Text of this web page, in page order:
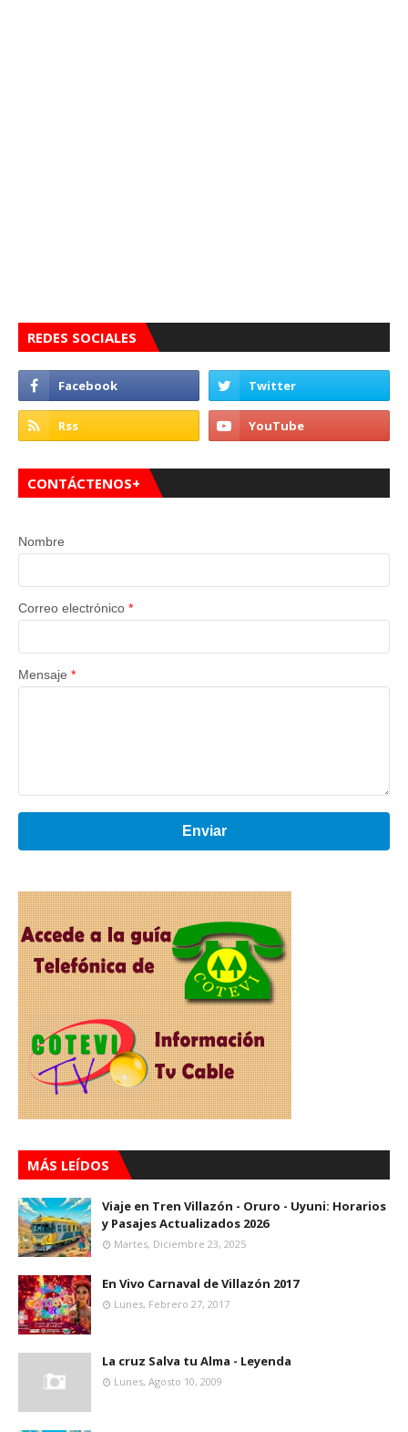
REDES SOCIALES
CONTÁCTENOS+
Nombre
Correo electrónico *
Mensaje *
Enviar
MÁS LEÍDOS
Viaje en Tren Villazón - Oruro - Uyuni: Horarios
y Pasajes Actualizados 2026
Martes, Diciembre 23, 2025
En Vivo Carnaval de Villazón 2017
Lunes, Febrero 27, 2017
La cruz Salva tu Alma - Leyenda
Lunes, Agosto 10, 2009